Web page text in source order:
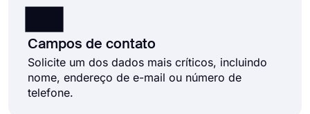
Campos de contato
Solicite um dos dados mais críticos, incluindo
nome, endereço de e-mail ou número de
telefone.